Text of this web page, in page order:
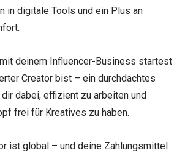
in digitale Tools und ein Plus an
deinem Influencer-Business startest
Creator bist – ein durchdachtes
dabei, effizient zu arbeiten und
frei für Kreatives zu haben.
ist global – und deine Zahlungsmittel